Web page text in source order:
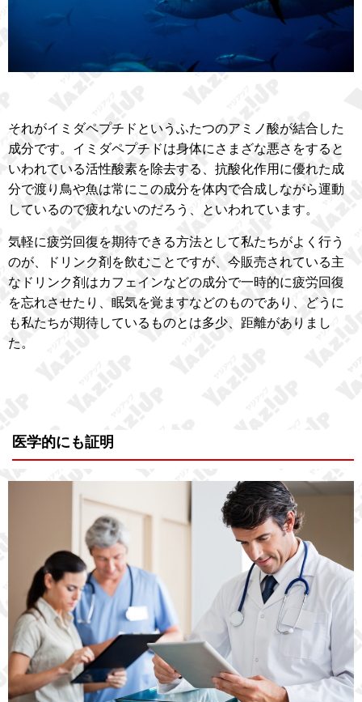
それがイミダペプチドというふたつのアミノ酸が結合した
成分です。イミダペプチドは身体にさまざな悪さをすると
いわれている活性酸素を除去する、抗酸化作用に優れた成
分で渡り鳥や魚は常にこの成分を体内で合成しながら運動
しているので疲れないのだろう、といわれています。
気軽に疲労回復を期待できる方法として私たちがよく行う
のが、ドリンク剤を飲むことですが、今販売されている主
なドリンク剤はカフェインなどの成分で一時的に疲労回復
を忘れさせたり、眠気を覚ますなどのものであり、どうに
も私たちが期待しているものとは多少、距離がありまし
た。
医学的にも証明